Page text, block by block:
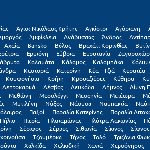
Άγιος Νικόλαος Κρήτης Αγκίστρι Αγόριανη
Αμφίκλεια Ανάβυσσος Άνδρος
Αχαΐα Βansko Βόλος Βραχάτι Κορινθίας
Ερμιόνη Εύβοια Ευρυτανία
Καλαμάτα Κάλαμος Καλαμπάκα
Καστοριά Κατερίνη Κέα - Τζιά Κερατέα
Κουφονήσια Κρήτη Κρουαζιέρες Κύθηρα
Λεπτοκαρυά Λέσβος Λευκάδα Λήμνος Λίμνη
Μεθώνη Μεσολόγγι Μεσσηνία Μετέωρα
Μυτιλήνη Νάξος Νάουσα Ναυπακτία
Παξοί Παραλία Κατερίνης Παραλία
Πήλιο Πιερία Πλαταμώνας Πλύτρα Λακωνίας
Σέριφος Σέρρες Σιθωνία Σίκινος Σίφνος
Τζουμέρκα Τήνος Τολό Τριζόνια
Χαλκίδα Χαλκιδική Χανιά Χερσόνησος